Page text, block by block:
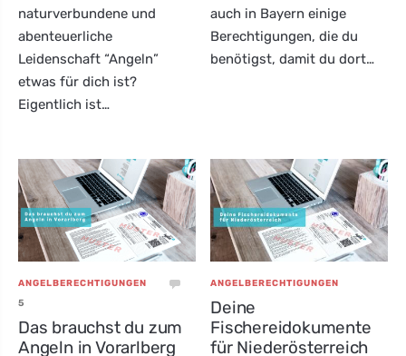
naturverbundene und
abenteuerliche
Leidenschaft “Angeln”
etwas für dich ist?
Eigentlich ist…
auch in Bayern einige
Berechtigungen, die du
benötigst, damit du dort…
ANGELBERECHTIGUNGEN
5
Das brauchst du zum
Angeln in Vorarlberg
ANGELBERECHTIGUNGEN
Deine
Fischereidokumente
für Niederösterreich